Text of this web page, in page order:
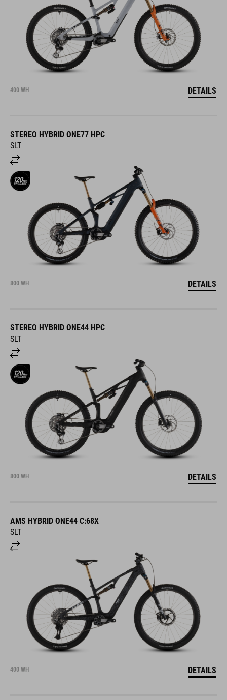
400 WH DETAILS
STEREO HYBRID ONE77 HPC
SLT
800 WH DETAILS
STEREO HYBRID ONE44 HPC
SLT
800 WH DETAILS
AMS HYBRID ONE44 C:68X
SLT
400 WH DETAILS